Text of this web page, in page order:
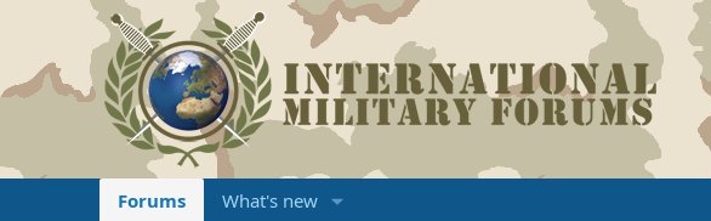
Forums What's new